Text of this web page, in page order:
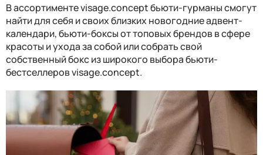
В ассортименте visage.concept бьюти-гурманы смогут
найти для себя и своих близких новогодние адвент-
календари, бьюти-боксы от топовых брендов в сфере
красоты и ухода за собой или собрать свой
собственный бокс из широкого выбора бьюти-
бестселлеров visage.concept.